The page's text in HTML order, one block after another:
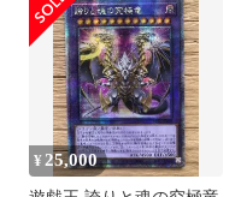
¥ 25,000